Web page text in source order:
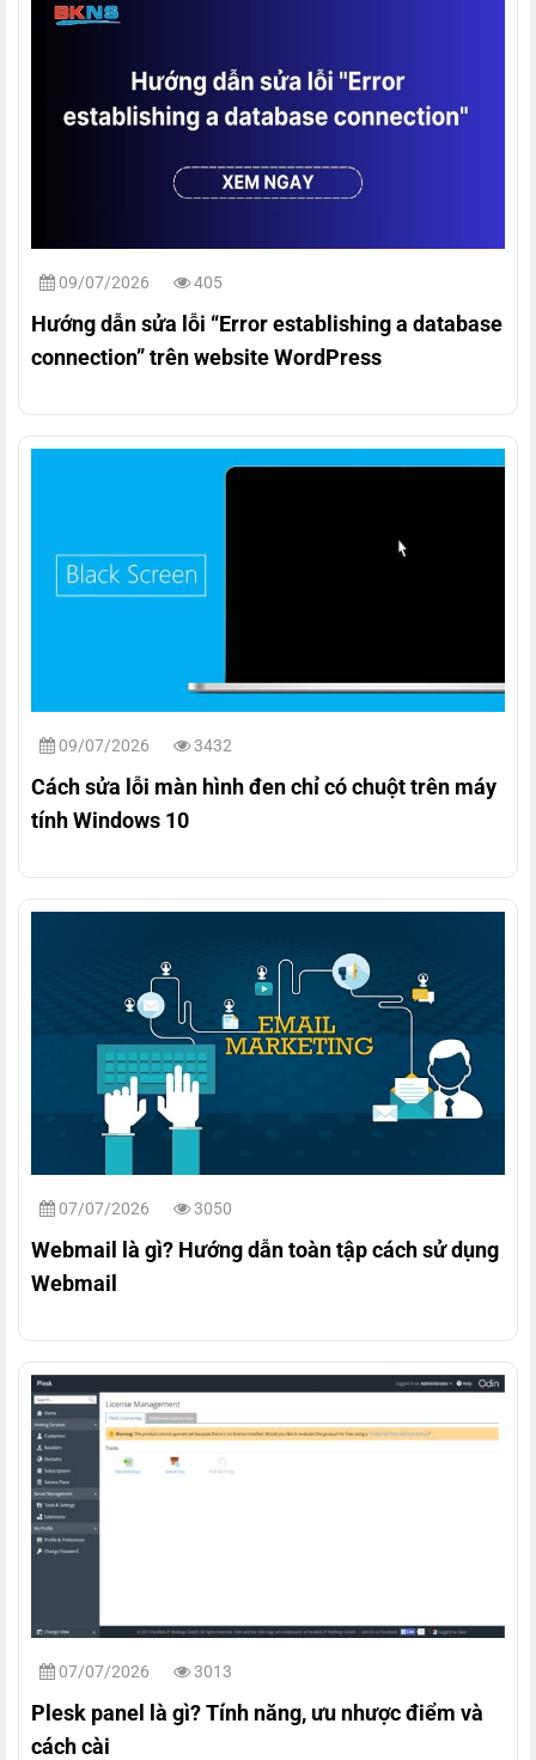
09/07/2026 405
Hướng dẫn sửa lỗi “Error establishing a database
connection” trên website WordPress
09/07/2026 3432
Cách sửa lỗi màn hình đen chỉ có chuột trên máy
tính Windows 10
07/07/2026 3050
Webmail là gì? Hướng dẫn toàn tập cách sử dụng
Webmail
07/07/2026 3013
Plesk panel là gì? Tính năng, ưu nhược điểm và
cách cài